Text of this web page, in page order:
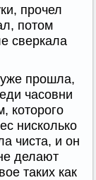
прочел
потом
сверкала
уже прошла,
часовни
которого
нисколько
чиста, и он
делают
таких как